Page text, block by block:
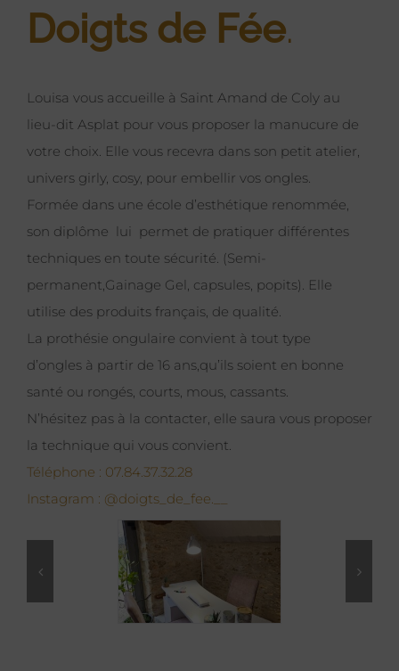
Doigts de Fée.
Louisa vous accueille à Saint Amand de Coly au
lieu-dit Asplat pour vous proposer la manucure de
votre choix. Elle vous recevra dans son petit atelier,
univers girly, cosy, pour embellir vos ongles
Formée dans une école d’esthétique renommée,
son diplôme lui permet de pratiquer différentes
techniques en toute sécurité. (Semi-
permanent,Gainage Gel, capsules, popits). Elle
utilise des produits français, de qualité.
La prothésie ongulaire convient à tout type
d’ongles à partir de 16 ans,qu’ils soient en bonne
santé ou rongés, courts, mous, cassants.
N’hésitez pas à la contacter, elle saura vous proposer
la technique qui vous convient.
Téléphone : 07.84.37.32.28
Instagram : @doigts_de_fee.__